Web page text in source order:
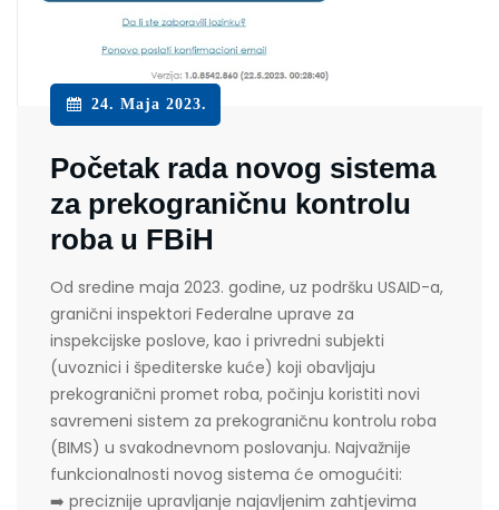
24. Maja 2023.
Početak rada novog sistema
za prekograničnu kontrolu
roba u FBiH
Od sredine maja 2023. godine, uz podršku USAID-a,
granični inspektori Federalne uprave za
inspekcijske poslove, kao i privredni subjekti
(uvoznici i špediterske kuće) koji obavljaju
prekogranični promet roba, počinju koristiti novi
savremeni sistem za prekograničnu kontrolu roba
(BIMS) u svakodnevnom poslovanju. Najvažnije
funkcionalnosti novog sistema će omogućiti:
➡️ preciznije upravljanje najavljenim zahtjevima